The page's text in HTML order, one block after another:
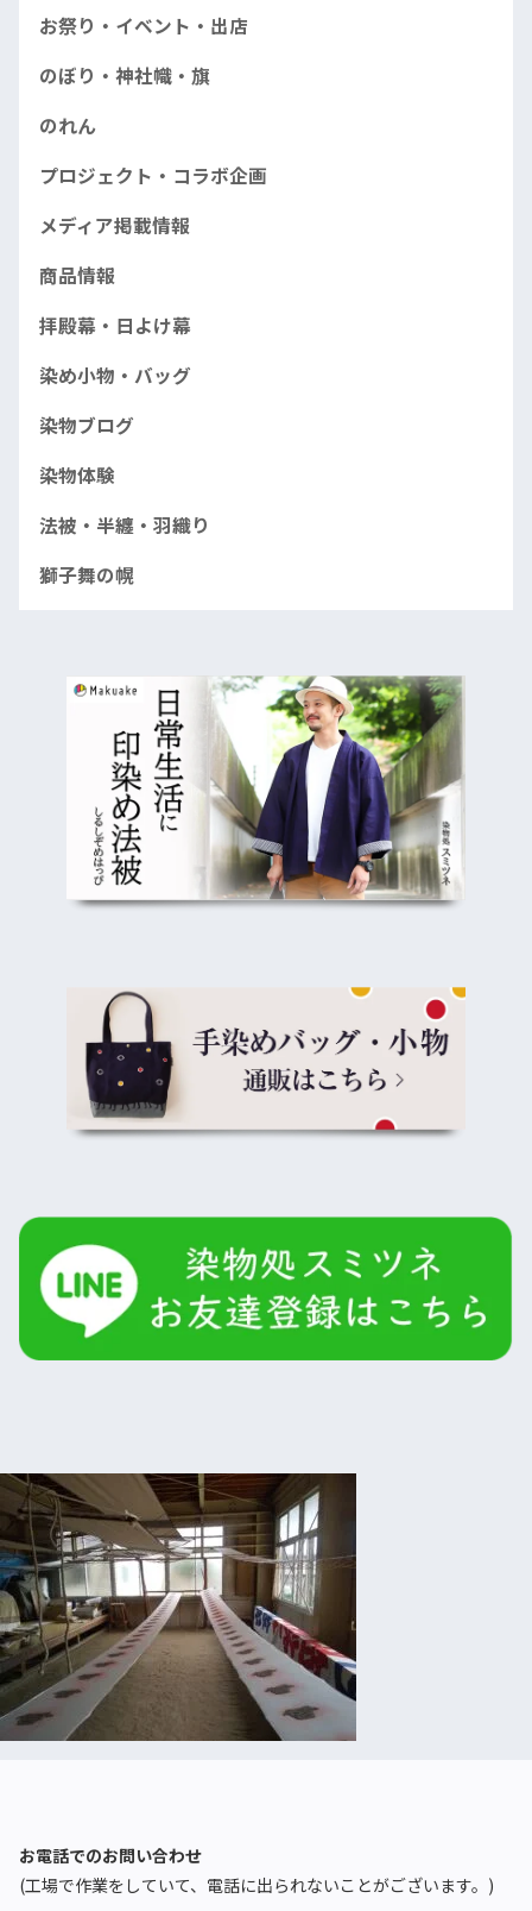
お祭り・イベント・出店
のぼり・神社幟・旗
のれん
プロジェクト・コラボ企画
メディア掲載情報
商品情報
拝殿幕・日よけ幕
染め小物・バッグ
染物ブログ
染物体験
法被・半纏・羽織り
獅子舞の幌
お電話でのお問い合わせ
(工場で作業をしていて、電話に出られないことがございます。)